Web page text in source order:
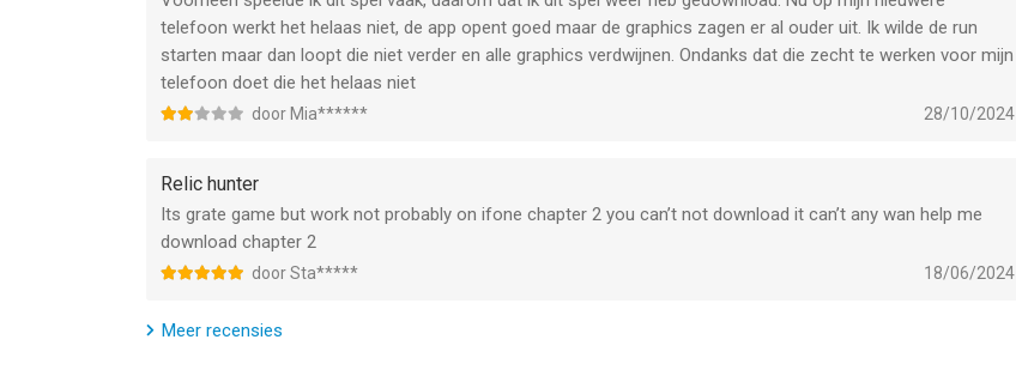
telefoon werkt het helaas niet, de app opent goed maar de graphics zagen er al ouder uit. Ik wilde de run
starten maar dan loopt die niet verder en alle graphics verdwijnen. Ondanks dat die zecht te werken voor mijn
telefoon doet die het helaas niet
door Mia****** 28/10/2024
Relic hunter
Its grate game but work not probably on ifone chapter 2 you can’t not download it can’t any wan help me
download chapter 2
door Sta***** 18/06/2024
Meer recensies